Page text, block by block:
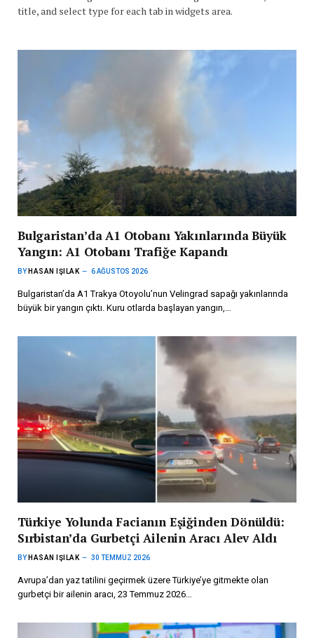
title, and select type for each tab in widgets area.
Bulgaristan’da A1 Otobanı Yakınlarında Büyük
Yangın: A1 Otobanı Trafiğe Kapandı
BY HASAN IŞILAK 6 AĞUSTOS 2026
Bulgaristan’da A1 Trakya Otoyolu’nun Velingrad sapağı yakınlarında
büyük bir yangın çıktı. Kuru otlarda başlayan yangın,…
Türkiye Yolunda Facianın Eşiğinden Dönüldü:
Sırbistan’da Gurbetçi Ailenin Aracı Alev Aldı
BY HASAN IŞILAK 30 TEMMUZ 2026
Avrupa’dan yaz tatilini geçirmek üzere Türkiye’ye gitmekte olan
gurbetçi bir ailenin aracı, 23 Temmuz 2026…